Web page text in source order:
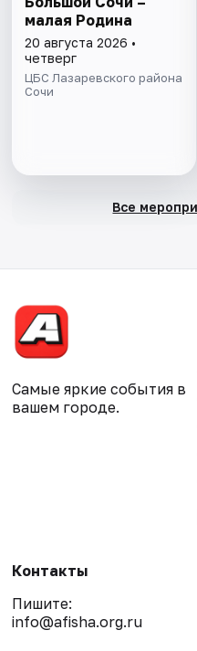
малая Родина
20 августа 2026 •
четверг
ЦБС Лазаревского района
Сочи
Все
Самые яркие события в
вашем городе.
Контакты
Пишите:
info@afisha.org.ru